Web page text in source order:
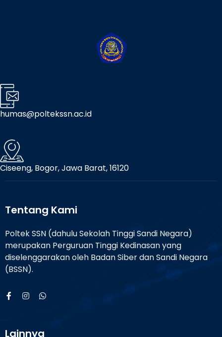
humas@poltekssn.ac.id
Ciseeng, Bogor, Jawa Barat, 16120
Tentang Kami
Poltek SSN (dahulu Sekolah Tinggi Sandi Negara)
merupakan Perguruan Tinggi Kedinasan yang
diselenggarakan oleh Badan Siber dan Sandi Negara
(BSSN).
Lainnya